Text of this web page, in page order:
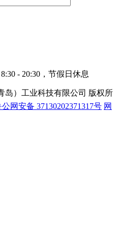
- 20:30，节假日休息
岛）工业科技有限公司 版权所
公网安备 37130202371317号 网